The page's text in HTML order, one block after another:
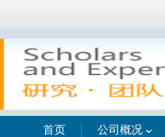
首页 公司概况